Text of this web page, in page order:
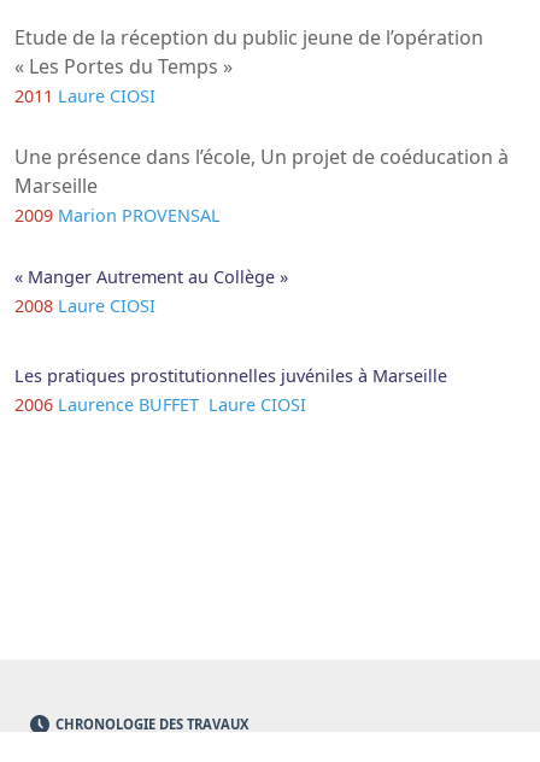
Etude de la réception du public jeune de l’opération
« Les Portes du Temps »
2011 Laure CIOSI
Une présence dans l’école, Un projet de coéducation à
Marseille
2009 Marion PROVENSAL
« Manger Autrement au Collège »
2008 Laure CIOSI
Les pratiques prostitutionnelles juvéniles à Marseille
2006 Laurence BUFFET Laure CIOSI
CHRONOLOGIE DES TRAVAUX